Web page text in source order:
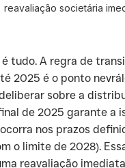
reavaliação societária
é tudo. A regra de
2025 é o ponto
sobre a
de 2025 garante a
nos prazos
o limite de 2028).
reavaliação